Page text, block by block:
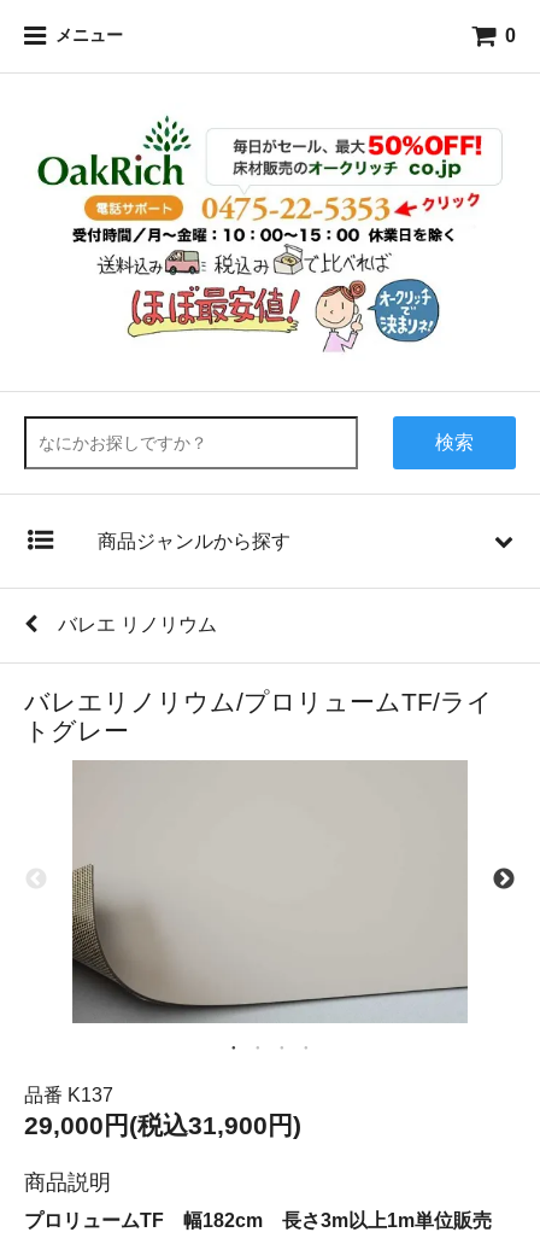
メニュー 0
検索
商品ジャンルから探す
バレエ リノリウム
バレエリノリウム/プロリュームTF/ライ
トグレー
品番 K137
29,000円(税込31,900円)
商品説明
プロリュームTF 幅182cm 長さ3m以上1m単位販売